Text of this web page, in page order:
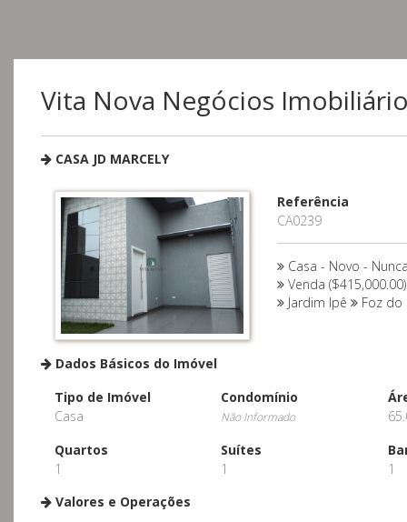
Vita Nova Negócios
CASA JD MARCELY
Referência
CA0239
Casa - Novo -
Venda ($415,000.00)
Jardim Ipê
Foz do
Dados Básicos do Imóvel
Tipo de Imóvel
Casa
Condomínio
Não Informado
Quartos
1
Suítes
1
1
Valores e Operações